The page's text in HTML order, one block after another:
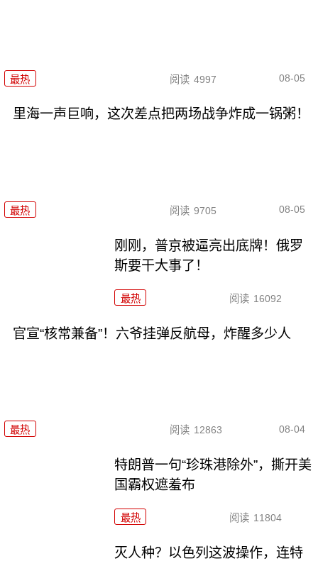
最热 阅读 4997 08-05
里海一声巨响，这次差点把两场战争炸成一锅粥！
最热 阅读 9705 08-05
刚刚，普京被逼亮出底牌！俄罗
斯要干大事了！
最热 阅读 16092
官宣“核常兼备”！六爷挂弹反航母，炸醒多少人
最热 阅读 12863 08-04
特朗普一句“珍珠港除外”，撕开美
国霸权遮羞布
最热 阅读 11804
灭人种？以色列这波操作，连特